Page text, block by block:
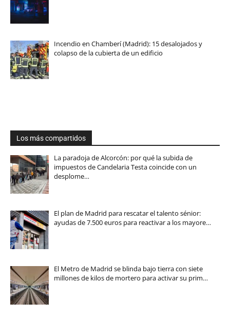
Incendio en Chamberí (Madrid): 15 desalojados y
colapso de la cubierta de un edificio
Los más compartidos
La paradoja de Alcorcón: por qué la subida de
impuestos de Candelaria Testa coincide con un
desplome…
El plan de Madrid para rescatar el talento sénior:
ayudas de 7.500 euros para reactivar a los mayore…
El Metro de Madrid se blinda bajo tierra con siete
millones de kilos de mortero para activar su prim…